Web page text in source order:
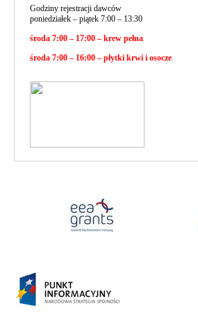
Godziny rejestracji dawców
poniedziałek – piątek 7:00 – 13:30
środa 7:00 – 17:00 – krew pełna
środa 7:00 – 16:00 – płytki krwi i osocze